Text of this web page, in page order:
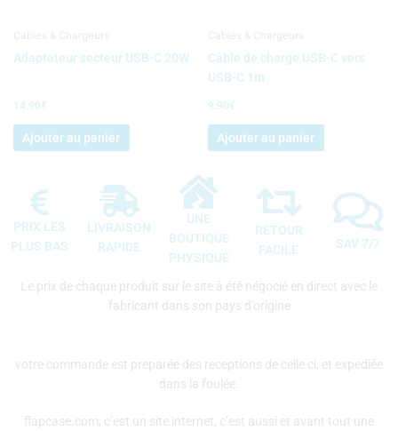
Cables & Chargeurs
Adaptateur secteur USB-C 20W
14.90€
Ajouter au panier
Cables & Chargeurs
Câble de charge USB-C vers
USB-C 1m
9.90€
Ajouter au panier
PRIX LES
PLUS BAS
LIVRAISON
RAPIDE
UNE
BOUTIQUE
PHYSIQUE
RETOUR
FACILE
SAV 7/7
Le prix de chaque produit sur le site à été négocié en direct avec le
fabricant dans son pays d’origine
votre commande est preparée des receptions de celle ci, et expediée
dans la foulée.
flapcase.com, c’est un site internet, c’est aussi et avant tout une